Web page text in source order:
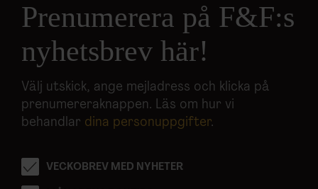
Prenumerera på F&F:s
nyhetsbrev här!
Välj utskick, ange mejladress och klicka på
prenumereraknappen. Läs om hur vi
behandlar dina personuppgifter.
VECKOBREV MED NYHETER